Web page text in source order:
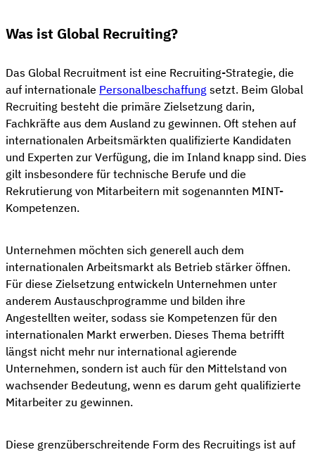
Was ist Global Recruiting?
Das Global Recruitment ist eine Recruiting-Strategie, die
auf internationale Personalbeschaffung setzt. Beim Global
Recruiting besteht die primäre Zielsetzung darin,
Fachkräfte aus dem Ausland zu gewinnen. Oft stehen auf
internationalen Arbeitsmärkten qualifizierte Kandidaten
und Experten zur Verfügung, die im Inland knapp sind. Dies
gilt insbesondere für technische Berufe und die
Rekrutierung von Mitarbeitern mit sogenannten MINT-
Kompetenzen.
Unternehmen möchten sich generell auch dem
internationalen Arbeitsmarkt als Betrieb stärker öffnen.
Für diese Zielsetzung entwickeln Unternehmen unter
anderem Austauschprogramme und bilden ihre
Angestellten weiter, sodass sie Kompetenzen für den
internationalen Markt erwerben. Dieses Thema betrifft
längst nicht mehr nur international agierende
Unternehmen, sondern ist auch für den Mittelstand von
wachsender Bedeutung, wenn es darum geht qualifizierte
Mitarbeiter zu gewinnen.
Diese grenzüberschreitende Form des Recruitings ist auf